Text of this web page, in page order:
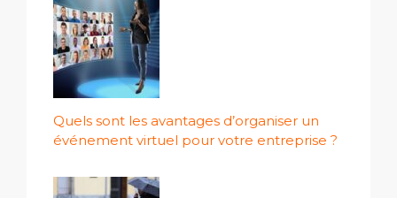
Quels sont les avantages d’organiser un
événement virtuel pour votre entreprise ?